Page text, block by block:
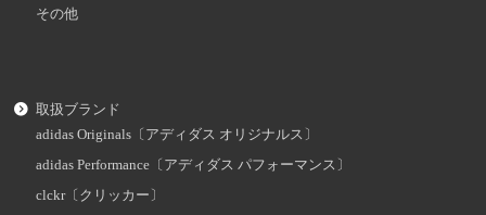
その他
取扱ブランド
adidas Originals〔アディダス オリジナルス〕
adidas Performance〔アディダス パフォーマンス〕
clckr〔クリッカー〕